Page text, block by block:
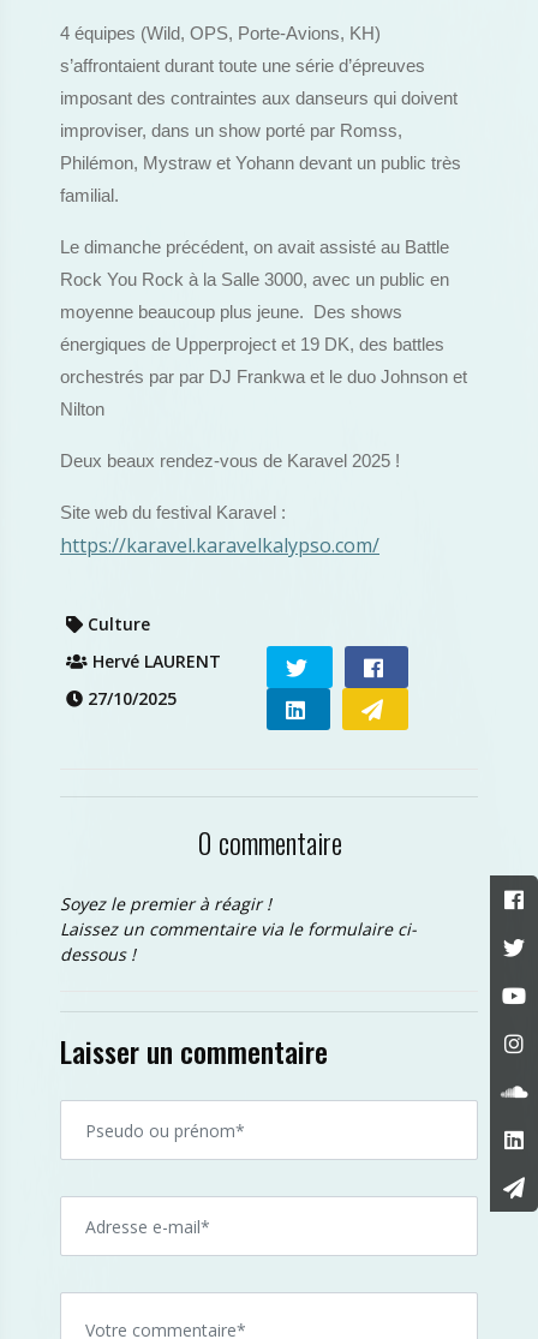
4 équipes (Wild, OPS, Porte-Avions, KH)
s’affrontaient durant toute une série d’épreuves
imposant des contraintes aux danseurs qui doivent
improviser, dans un show porté par Romss,
Philémon, Mystraw et Yohann devant un public très
familial.
Le dimanche précédent, on avait assisté au Battle
Rock You Rock à la Salle 3000, avec un public en
moyenne beaucoup plus jeune. Des shows
énergiques de Upperproject et 19 DK, des battles
orchestrés par par DJ Frankwa et le duo Johnson et
Nilton
Deux beaux rendez-vous de Karavel 2025 !
Site web du festival Karavel :
https://karavel.karavelkalypso.com/
Culture
Hervé LAURENT
27/10/2025
0 commentaire
Soyez le premier à réagir !
Laissez un commentaire via le formulaire ci-
dessous !
Laisser un commentaire